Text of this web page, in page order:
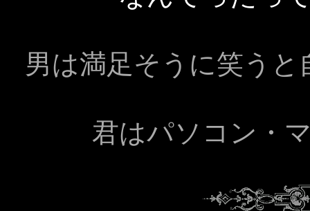
男は満足そうに笑う
君はパソコン・